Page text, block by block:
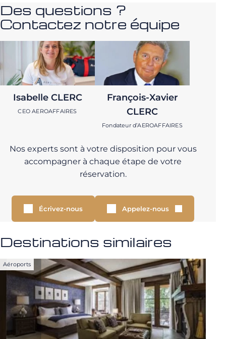
Des questions ?
Contactez notre équipe
Isabelle CLERC
CEO AEROAFFAIRES
François-Xavier
CLERC
Fondateur d’AEROAFFAIRES
Nos experts sont à votre disposition pour vous
accompagner à chaque étape de votre
réservation.
Écrivez-nous Appelez-nous
Destinations similaires
Aéroports